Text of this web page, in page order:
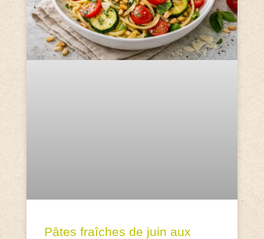
Pâtes fraîches de juin aux